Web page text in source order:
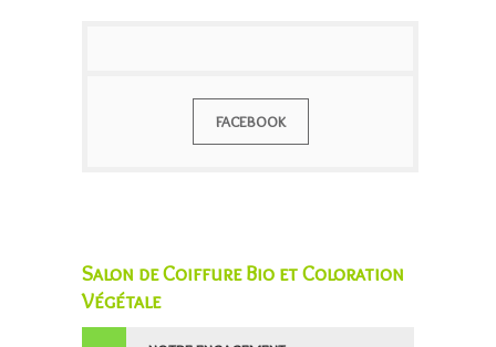
FACEBOOK
Salon de Coiffure Bio et Coloration
Végétale